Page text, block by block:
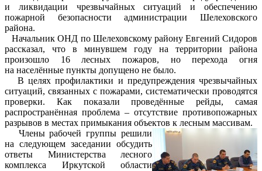
и ликвидации чрезвычайных ситуаций и обеспечению
пожарной безопасности администрации Шелеховского
района.
Начальник ОНД по Шелеховскому району Евгений Сидоров
рассказал, что в минувшем году на территории района
произошло 16 лесных пожаров, но перехода огня
на населённые пункты допущено не было.
В целях профилактики и предупреждения чрезвычайных
ситуаций, связанных с пожарами, систематически проводятся
проверки. Как показали проведённые рейды, самая
распространённая проблема – отсутствие противопожарных
разрывов в местах примыкания объектов к лесным массивам.
Члены рабочей группы решили
на следующем заседании обсудить
ответы Министерства лесного
комплекса Иркутской области